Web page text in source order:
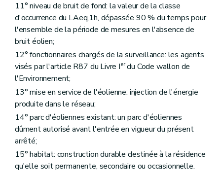
11° niveau de bruit de fond: la valeur de la classe
d'occurrence du LAeq,1h, dépassée 90 % du temps pour
l'ensemble de la période de mesures en l'absence de
bruit éolien;
12° fonctionnaires chargés de la surveillance: les agents
visés par l'article R87 du Livre Ierdu Code wallon de
l'Environnement;
13° mise en service de l'éolienne: injection de l'énergie
produite dans le réseau;
14° parc d'éoliennes existant: un parc d'éoliennes
dûment autorisé avant l'entrée en vigueur du présent
arrêté;
15° habitat: construction durable destinée à la résidence
qu'elle soit permanente, secondaire ou occasionnelle.